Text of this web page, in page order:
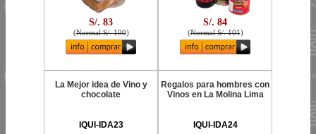
S/. 83
(Normal S/. 100)
S/. 84
(Normal S/. 101)
La Mejor idea de Vino y
chocolate
IQUI-IDA23
Regalos para hombres con
Vinos en La Molina Lima
IQUI-IDA24